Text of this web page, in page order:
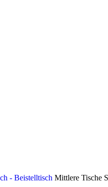
- Beistelltisch Mittlere Tische